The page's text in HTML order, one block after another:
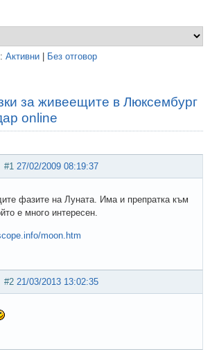
Активни Без отговор
за живеещите в Люксембург
online
#1 27/02/2009 08:19:37
фазите на Луната. Има и препратка към
е много интересен.
moon.htm
#2 21/03/2013 13:02:35